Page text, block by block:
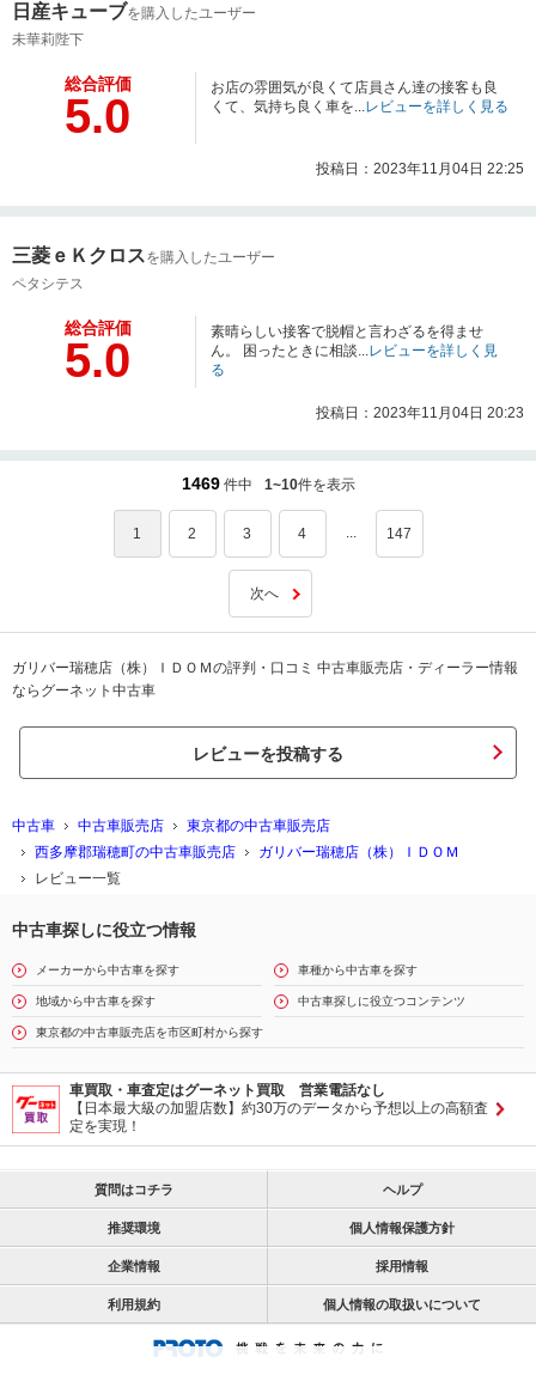
日産キューブを購入したユーザー
未華莉陛下
総合評価
5.0
お店の雰囲気が良くて店員さん達の接客も良
くて、気持ち良く車を...レビューを詳しく見る
投稿日：2023年11月04日 22:25
三菱ｅＫクロスを購入したユーザー
ペタシテス
総合評価
5.0
素晴らしい接客で脱帽と言わざるを得ませ
ん。 困ったときに相談...レビューを詳しく見
る
投稿日：2023年11月04日 20:23
1469 件中 1~10件を表示
1 2 3 4 ... 147
次へ
ガリバー瑞穂店（株）ＩＤＯＭの評判・口コミ 中古車販売店・ディーラー情報
ならグーネット中古車
レビューを投稿する
中古車 中古車販売店
東京都の中古車販売店
西多摩郡瑞穂町の中古車販売店
ガリバー瑞穂店（株）ＩＤＯＭ
レビュー一覧
中古車探しに役立つ情報
メーカーから中古車を探す 車種から中古車を探す
地域から中古車を探す 中古車探しに役立つコンテンツ
東京都の中古車販売店を市区町村から探す
車買取・車査定はグーネット買取 営業電話なし
【日本最大級の加盟店数】約30万のデータから予想以上の高額査
定を実現！
質問はコチラ ヘルプ
推奨環境 個人情報保護方針
企業情報 採用情報
利用規約 個人情報の取扱いについて